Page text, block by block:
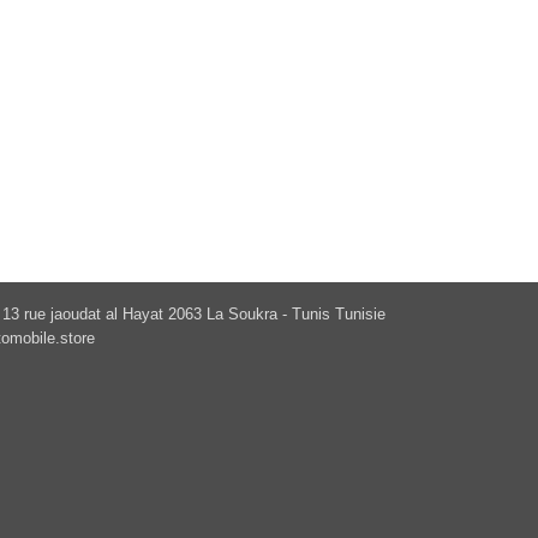
rue jaoudat al Hayat 2063 La Soukra - Tunis Tunisie